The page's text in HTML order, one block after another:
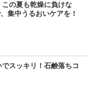
この夏も乾燥に負けな
集中うるおいケアを！
スッキリ！石鹸落ちコ